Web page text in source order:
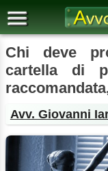
Chi deve
cartella di
Avv. Giovanni